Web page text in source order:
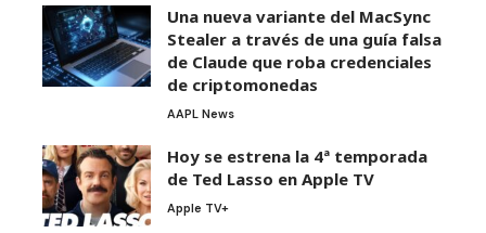
Una nueva variante del MacSync
Stealer a través de una guía falsa
de Claude que roba credenciales
de criptomonedas
AAPL News
Hoy se estrena la 4ª temporada
de Ted Lasso en Apple TV
Apple TV+